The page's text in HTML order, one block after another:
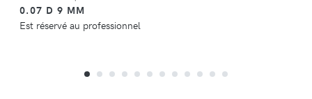
0.07 D 9 MM
Est réservé au professionnel